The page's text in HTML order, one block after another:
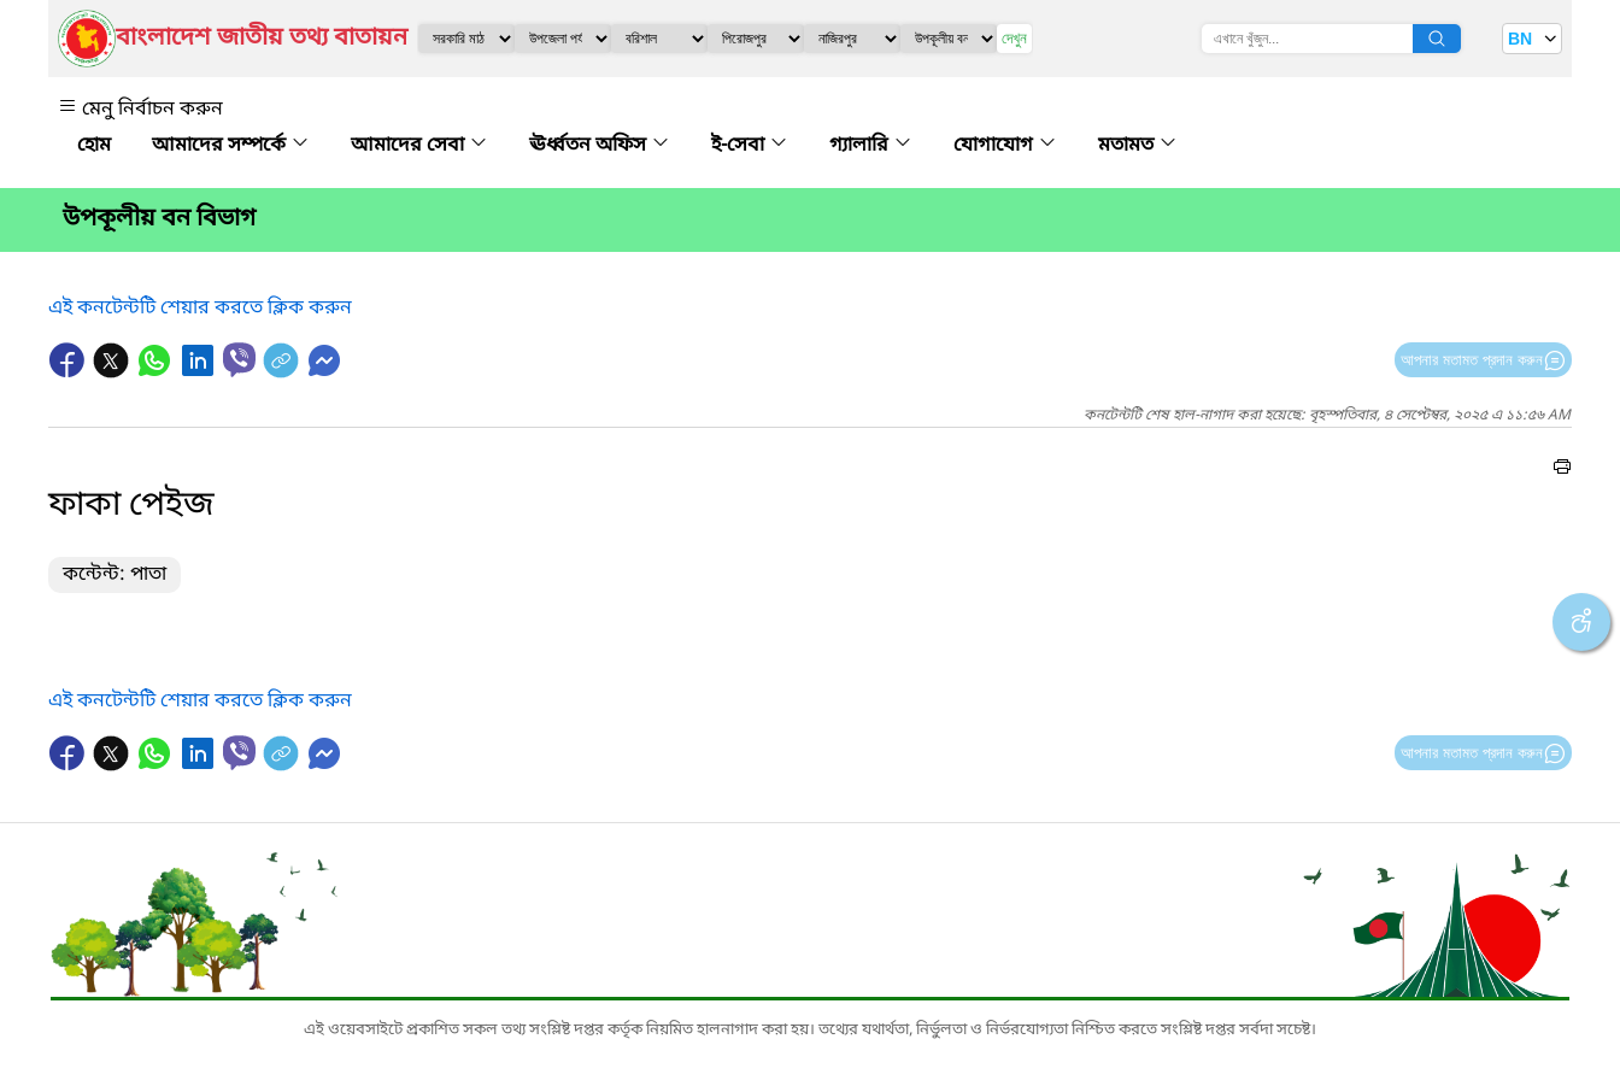
বাংলাদেশ জাতীয় তথ্য বাতায়ন দেখুন BN
মেনু নির্বাচন করুন
আমাদের সম্পর্কে
আমাদের সেবা ঊর্ধ্বতন অফিস ই-সেবা গ্যালারি যোগাযোগ মতামত
উপকূলীয় বন বিভাগ
এই কনটেন্টটি শেয়ার করতে ক্লিক করুন
আপনার মতামত প্রদান করুন
কনটেন্টটি শেষ হাল-নাগাদ করা হয়েছে: বৃহস্পতিবার, ৪ সেপ্টেম্বর, ২০২৫ এ ১১:৫৬ AM
ফাকা পেইজ
কন্টেন্ট: পাতা
এই কনটেন্টটি শেয়ার করতে ক্লিক করুন
আপনার মতামত প্রদান করুন
এই ওয়েবসাইটে প্রকাশিত সকল তথ্য সংশ্লিষ্ট দপ্তর কর্তৃক নিয়মিত হালনাগাদ করা হয়। তথ্যের যথার্থতা, নির্ভুলতা ও নির্ভরযোগ্যতা নিশ্চিত করতে সংশ্লিষ্ট দপ্তর সর্বদা সচেষ্ট।